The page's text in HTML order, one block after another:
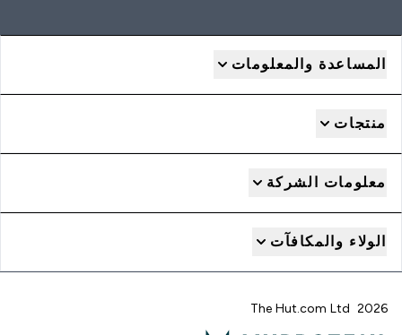
المساعدة والمعلومات
منتجات
معلومات الشركة
الولاء والمكافآت
2026 The Hut.com Ltd